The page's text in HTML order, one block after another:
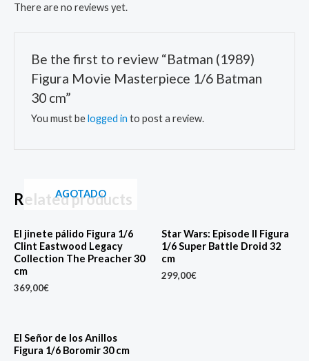
There are no reviews yet.
Be the first to review “Batman (1989)
Figura Movie Masterpiece 1/6 Batman
30 cm”
You must belogged in to post a review.
Related products
AGOTADO
El jinete pálido Figura 1/6
Clint Eastwood Legacy
Collection The Preacher 30
cm
369,00€
Star Wars: Episode II Figura
1/6 Super Battle Droid 32
cm
299,00€
El Señor de los Anillos
Figura 1/6 Boromir 30 cm